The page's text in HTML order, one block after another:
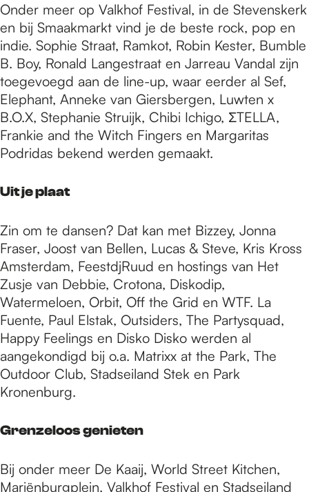
Onder meer op Valkhof Festival, in de Stevenskerk
en bij Smaakmarkt vind je de beste rock, pop en
indie. Sophie Straat, Ramkot, Robin Kester, Bumble
B. Boy, Ronald Langestraat en Jarreau Vandal zijn
toegevoegd aan de line-up, waar eerder al Sef,
Elephant, Anneke van Giersbergen, Luwten x
B.O.X, Stephanie Struijk, Chibi Ichigo, ΣTELLA,
Frankie and the Witch Fingers en Margaritas
Podridas bekend werden gemaakt.
Uit je plaat
Zin om te dansen? Dat kan met Bizzey, Jonna
Fraser, Joost van Bellen, Lucas & Steve, Kris Kross
Amsterdam, FeestdjRuud en hostings van Het
Zusje van Debbie, Crotona, Diskodip,
Watermeloen, Orbit, Off the Grid en WTF. La
Fuente, Paul Elstak, Outsiders, The Partysquad,
Happy Feelings en Disko Disko werden al
aangekondigd bij o.a. Matrixx at the Park, The
Outdoor Club, Stadseiland Stek en Park
Kronenburg.
Grenzeloos genieten
Bij onder meer De Kaaij, World Street Kitchen,
Mariënburgplein, Valkhof Festival en Stadseiland